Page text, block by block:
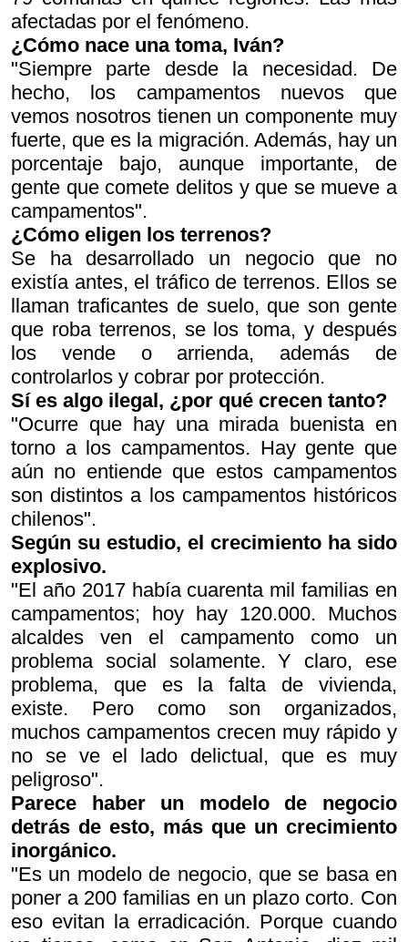
afectadas por el fenómeno.
¿Cómo nace una toma, Iván?
"Siempre parte desde la necesidad. De
hecho, los campamentos nuevos que
vemos nosotros tienen un componente muy
fuerte, que es la migración. Además, hay un
porcentaje bajo, aunque importante, de
gente que comete delitos y que se mueve a
campamentos".
¿Cómo eligen los terrenos?
Se ha desarrollado un negocio que no
existía antes, el tráfico de terrenos. Ellos se
llaman traficantes de suelo, que son gente
que roba terrenos, se los toma, y después
los vende o arrienda, además de
controlarlos y cobrar por protección.
Sí es algo ilegal, ¿por qué crecen tanto?
"Ocurre que hay una mirada buenista en
torno a los campamentos. Hay gente que
aún no entiende que estos campamentos
son distintos a los campamentos históricos
chilenos".
Según su estudio, el crecimiento ha sido
explosivo.
"El año 2017 había cuarenta mil familias en
campamentos; hoy hay 120.000. Muchos
alcaldes ven el campamento como un
problema social solamente. Y claro, ese
problema, que es la falta de vivienda,
existe. Pero como son organizados,
muchos campamentos crecen muy rápido y
no se ve el lado delictual, que es muy
peligroso".
Parece haber un modelo de negocio
detrás de esto, más que un crecimiento
inorgánico.
"Es un modelo de negocio, que se basa en
poner a 200 familias en un plazo corto. Con
eso evitan la erradicación. Porque cuando